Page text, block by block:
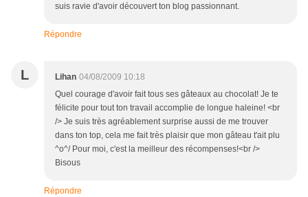
suis ravie d'avoir découvert ton blog passionnant.
Répondre
L Lihan 04/08/2009 10:18
Quel courage d'avoir fait tous ses gâteaux au chocolat! Je te
félicite pour tout ton travail accomplie de longue haleine! <br
/> Je suis très agréablement surprise aussi de me trouver
dans ton top, cela me fait très plaisir que mon gâteau t'ait plu
^o^/ Pour moi, c'est la meilleur des récompenses!<br />
Bisous
Répondre